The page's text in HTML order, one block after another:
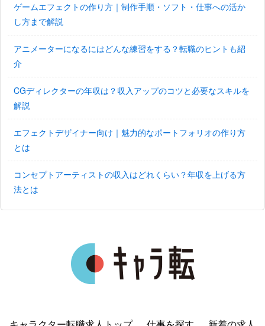
ゲームエフェクトの作り方｜制作手順・ソフト・仕事への活か
し方まで解説
アニメーターになるにはどんな練習をする？転職のヒントも紹
介
CGディレクターの年収は？収入アップのコツと必要なスキルを
解説
エフェクトデザイナー向け｜魅力的なポートフォリオの作り方
とは
コンセプトアーティストの収入はどれくらい？年収を上げる方
法とは